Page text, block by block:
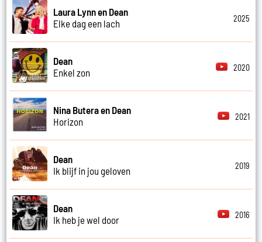
Laura Lynn en Dean
Elke dag een lach
2025
Dean
Enkel zon
2020
Nina Butera en Dean
Horizon
2021
Dean
Ik blijf in jou geloven
2019
Dean
Ik heb je wel door
2016